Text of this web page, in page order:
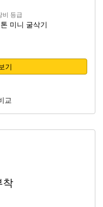
비 등급
미니 굴삭기
기
교
착